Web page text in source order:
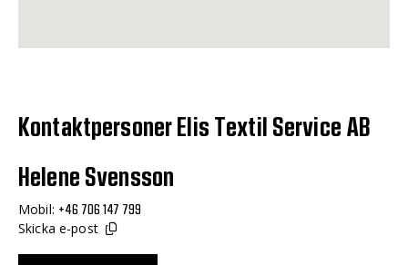
Kontaktpersoner Elis Textil Service AB
Helene Svensson
Mobil: +46 706 147 799
Skicka e-post